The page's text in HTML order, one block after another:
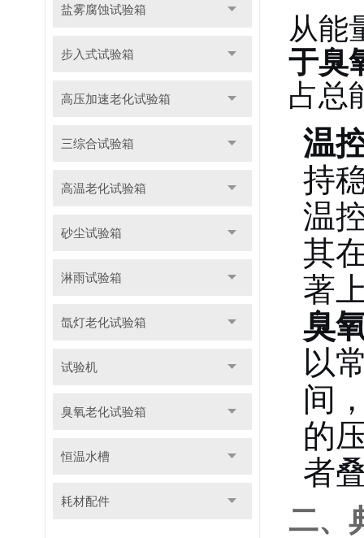
盐雾腐蚀试验箱
步入式试验箱
高压加速老化试验箱
三综合试验箱
高温老化试验箱
砂尘试验箱
淋雨试验箱
氙灯老化试验箱
试验机
臭氧老化试验箱
恒温水槽
耗材配件
从能
于臭
占总
温
持
温
其
著
臭
以
间
的
者
二、